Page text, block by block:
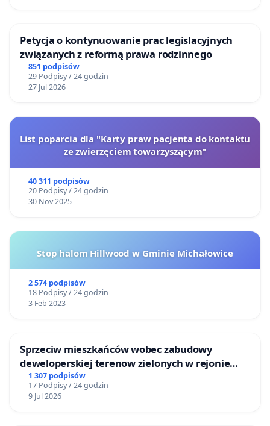
Petycja o kontynuowanie prac legislacyjnych
związanych z reformą prawa rodzinnego
851 podpisów
29 Podpisy / 24 godzin
27 Jul 2026
List poparcia dla "Karty praw pacjenta do kontaktu
ze zwierzęciem towarzyszącym"
40 311 podpisów
20 Podpisy / 24 godzin
30 Nov 2025
Stop halom Hillwood w Gminie Michałowice
2 574 podpisów
18 Podpisy / 24 godzin
3 Feb 2023
Sprzeciw mieszkańców wobec zabudowy
deweloperskiej terenow zielonych w rejonie
Bulwarów Straceńskich w Bielsku-Białej
1 307 podpisów
17 Podpisy / 24 godzin
9 Jul 2026